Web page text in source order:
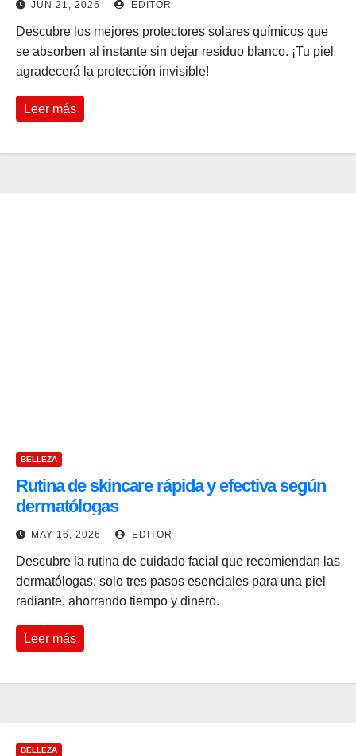
JUN 21, 2026 EDITOR
Descubre los mejores protectores solares químicos que
se absorben al instante sin dejar residuo blanco. ¡Tu piel
agradecerá la protección invisible!
Leer más
BELLEZA
Rutina de skincare rápida y efectiva según
dermatólogas
MAY 16, 2026 EDITOR
Descubre la rutina de cuidado facial que recomiendan las
dermatólogas: solo tres pasos esenciales para una piel
radiante, ahorrando tiempo y dinero.
Leer más
BELLEZA